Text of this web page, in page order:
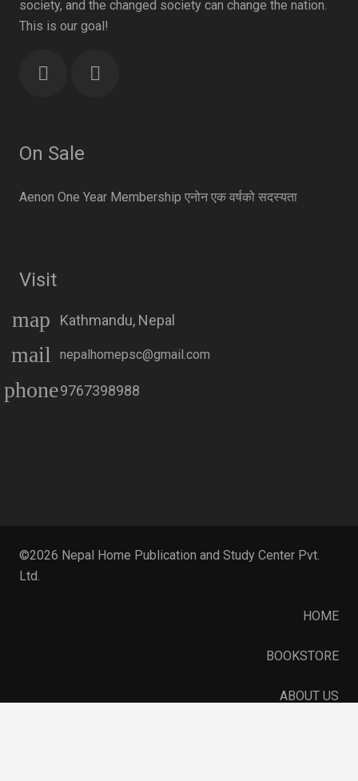
society, and the changed society can change the nation.
This is our goal!
On Sale
Aenon One Year Membership एनोन एक वर्षको सदस्यता
Visit
map Kathmandu, Nepal
mail nepalhomepsc@gmail.com
phone9767398988
©2026 Nepal Home Publication and Study Center Pvt.
Ltd.
HOME
BOOKSTORE
ABOUT US